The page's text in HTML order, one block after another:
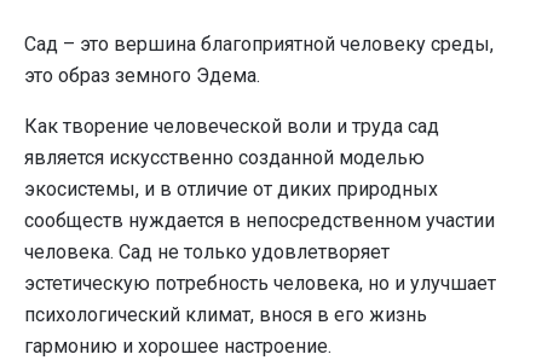
Сад – это вершина благоприятной человеку среды,
это образ земного Эдема.
Как творение человеческой воли и труда сад
является искусственно созданной моделью
экосистемы, и в отличие от диких природных
сообществ нуждается в непосредственном участии
человека. Сад не только удовлетворяет
эстетическую потребность человека, но и улучшает
психологический климат, внося в его жизнь
гармонию и хорошее настроение.